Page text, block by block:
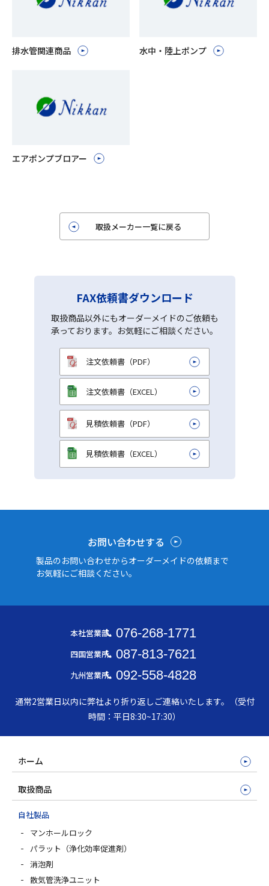
排水管関連商品 水中・陸上ポンプ
エアポンプブロアー
取扱メーカー一覧に戻る
FAX依頼書ダウンロード
取扱商品以外にもオーダーメイドのご依頼も
承っております。お気軽にご相談ください。
注文依頼書（PDF）
注文依頼書（EXCEL）
見積依頼書（PDF）
見積依頼書（EXCEL）
お問い合わせする
製品のお問い合わせからオーダーメイドの依頼まで
お気軽にご相談ください。
本社営業部 076-268-1771
四国営業所 087-813-7621
九州営業所 092-558-4828
通常2営業日以内に弊社より折り返しご連絡いたします。（受付
時間：平日8:30~17:30）
ホーム
取扱商品
自社製品
マンホールロック
パラット（浄化効率促進剤）
消泡剤
散気管洗浄ユニット